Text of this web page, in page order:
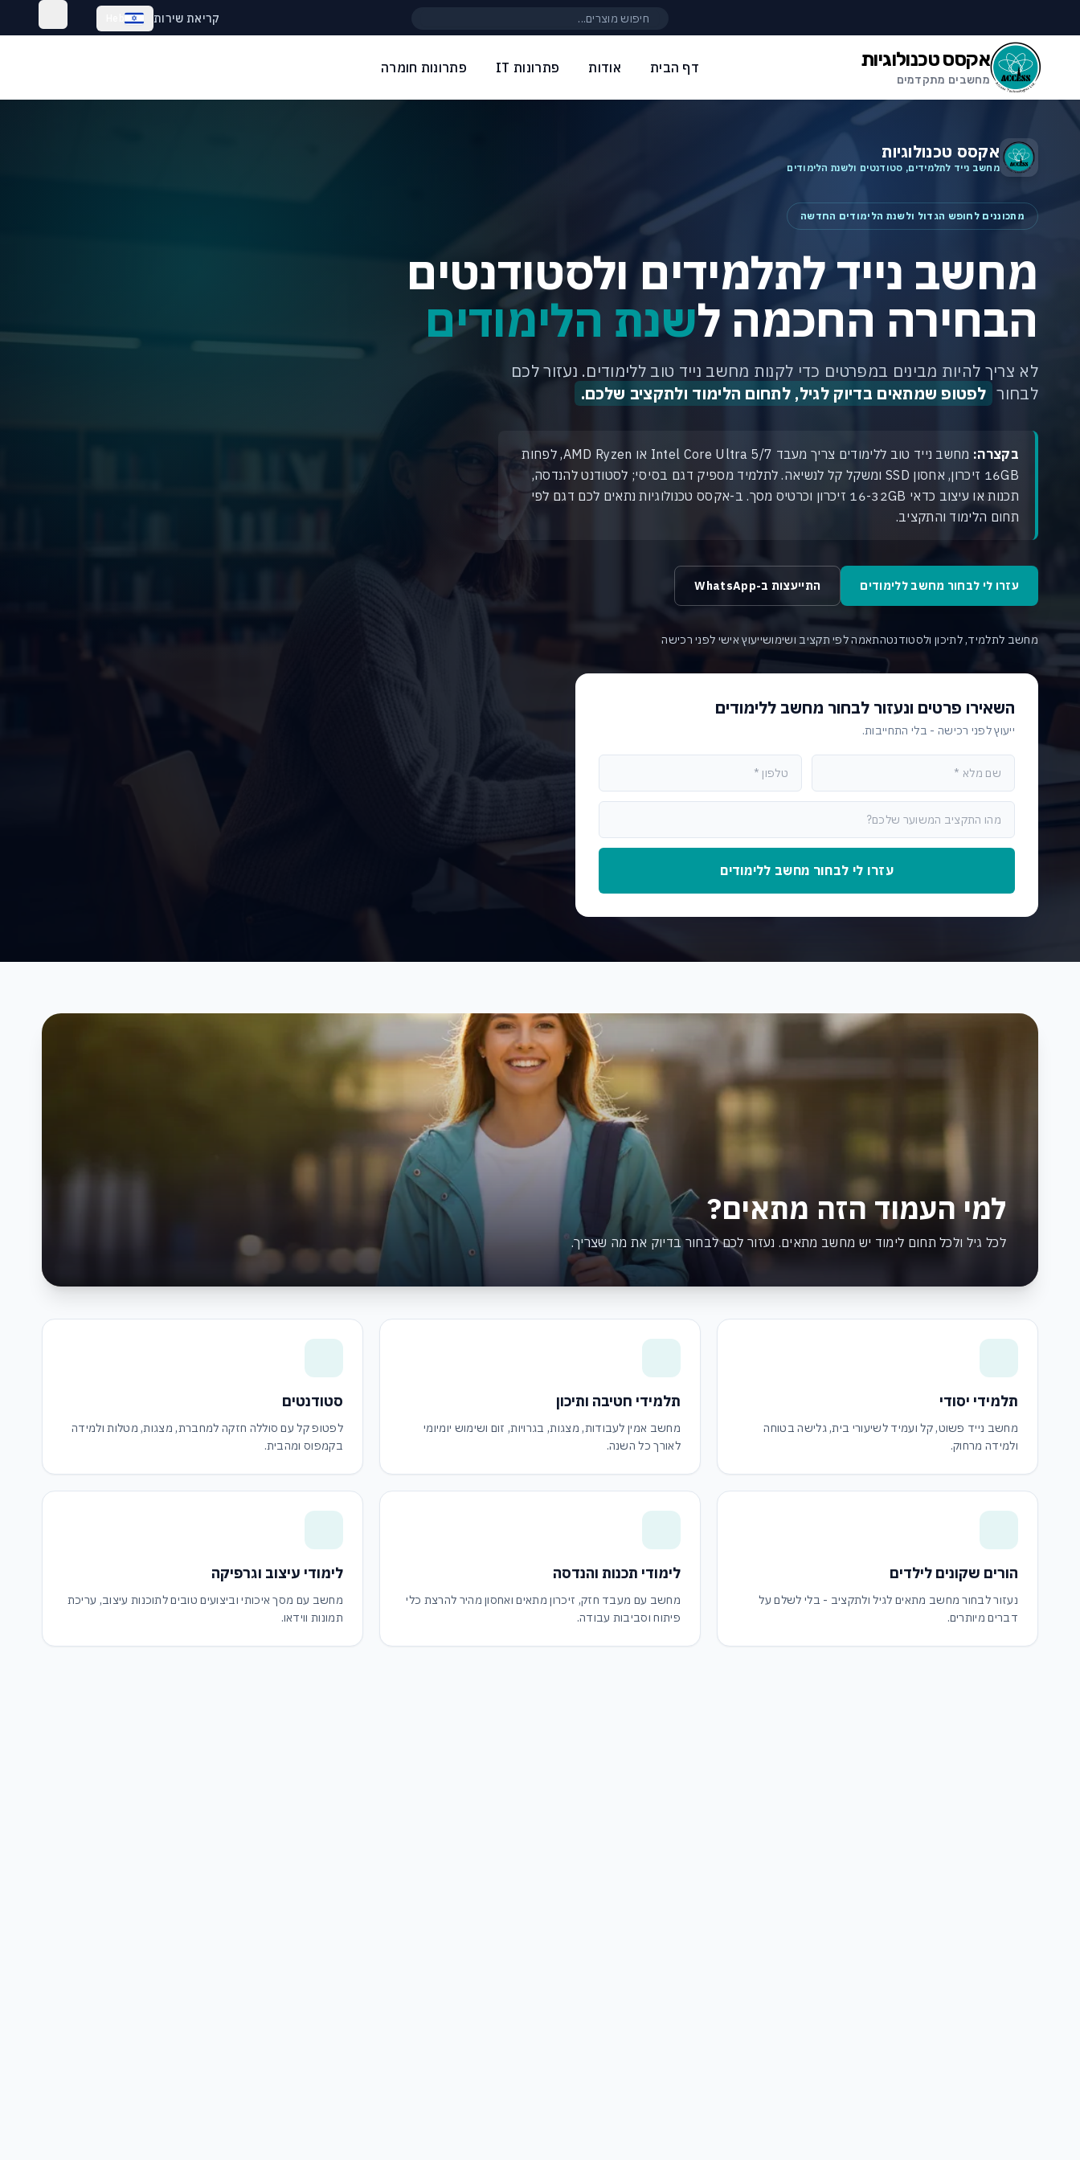
קריאת שירות
אקסס טכנולוגיות
מחשבים מתקדמים
פתרונות חומרה פתרונות IT אודות דף הבית
אקסס טכנולוגיות
מחשב נייד לתלמידים, סטודנטים ולשנת הלימודים
מתכוננים לחופש הגדול ולשנת הלימודים החדשה
מחשב נייד לתלמידים ולסטודנטים
הבחירה החכמה לשנת הלימודים
לא צריך להיות מבינים במפרטים כדי לקנות מחשב נייד טוב ללימודים. נעזור לכם
לבחור לפטופ שמתאים בדיוק לגיל, לתחום הלימוד ולתקציב שלכם.
בקצרה:
מחשב נייד טוב ללימודים צריך מעבד Intel Core Ultra 5/7 או AMD Ryzen, לפחות
16GB זיכרון, אחסון SSD ומשקל קל לנשיאה. לתלמיד מספיק דגם בסיסי; לסטודנט להנדסה,
תכנות או עיצוב כדאי 16-32GB זיכרון וכרטיס מסך. ב-אקסס טכנולוגיות נתאים לכם דגם לפי
תחום הלימוד והתקציב.
עזרו לי לבחור מחשב ללימודים התייעצות ב-WhatsApp
מחשב לתלמיד, לתיכון ולסטודנטהתאמה לפי תקציב ושימושייעוץ אישי לפני רכישה
השאירו פרטים ונעזור לבחור מחשב ללימודים
ייעוץ לפני רכישה - בלי התחייבות.
עזרו לי לבחור מחשב ללימודים
למי העמוד הזה מתאים?
לכל גיל ולכל תחום לימוד יש מחשב מתאים. נעזור לכם לבחור בדיוק את מה שצריך.
תלמידי יסודי
מחשב נייד פשוט, קל ועמיד לשיעורי בית, גלישה בטוחה
ולמידה מרחוק.
תלמידי חטיבה ותיכון
מחשב אמין לעבודות, מצגות, בגרויות, זום ושימוש יומיומי
לאורך כל השנה.
סטודנטים
לפטופ קל עם סוללה חזקה למחברת, מצגות, מטלות ולמידה
בקמפוס ומהבית.
הורים שקונים לילדים
נעזור לבחור מחשב מתאים לגיל ולתקציב - בלי לשלם על
דברים מיותרים.
לימודי תכנות והנדסה
מחשב עם מעבד חזק, זיכרון מתאים ואחסון מהיר להרצת כלי
פיתוח וסביבות עבודה.
לימודי עיצוב וגרפיקה
מחשב עם מסך איכותי וביצועים טובים לתוכנות עיצוב, עריכת
תמונות ווידאו.